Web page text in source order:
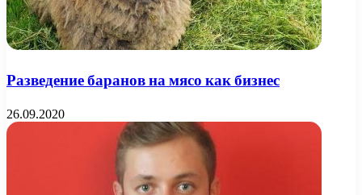
Разведение баранов на мясо как бизнес
26.09.2020